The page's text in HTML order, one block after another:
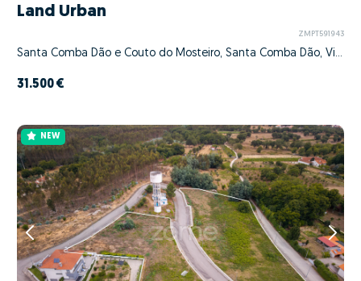
Land Urban
ZMPT591943
Santa Comba Dão e Couto do Mosteiro, Santa Comba Dão, Viseu
31.500 €
NEW